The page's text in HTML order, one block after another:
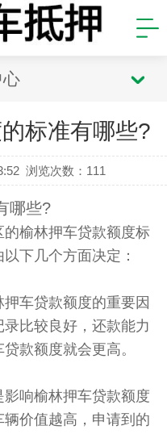
心
标准有哪些?
浏览次数： 111
哪些?
榆林押车贷款额度标
下几个方面决定：
车贷款额度的重要因
比较良好，还款能力
款额度就会更高。
响榆林押车贷款额度
价值越高，申请到的